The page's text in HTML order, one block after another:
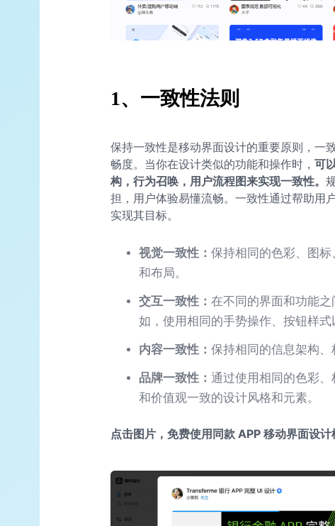
1、一致性法则
保持一致性是移动界面设计的重要原则，一
畅度。当你在设计类似的功能和操作时， 可
构，行为召唤，用户流程图来实现一致性。
担，用户体验易懂流畅。一致性通过帮助用
实现其目标。
视觉一致性： 保持相同的色彩、图
和布局。
交互一致性： 在不同的界面和功能
如，使用相同的手势操作、按钮样式
内容一致性： 保持相同的信息架构、
品牌一致性： 通过使用相同的色彩
和价值观一致的设计风格和元素。
点击图片，免费使用同款 APP 移动界面设计